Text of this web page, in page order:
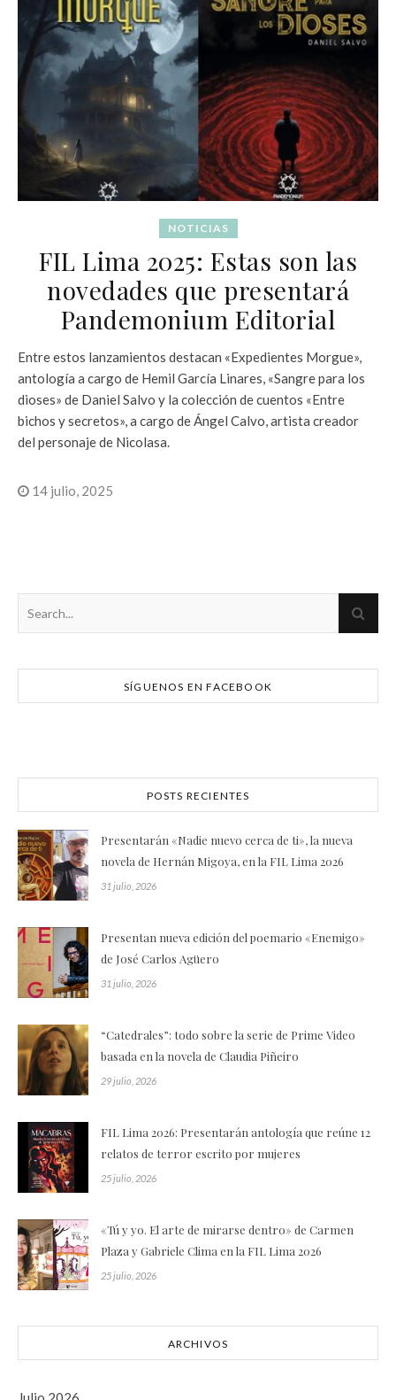
NOTICIAS
FIL Lima 2025: Estas son las
novedades que presentará
Pandemonium Editorial
Entre estos lanzamientos destacan «Expedientes Morgue»,
antología a cargo de Hemil García Linares, «Sangre para los
dioses» de Daniel Salvo y la colección de cuentos «Entre
bichos y secretos», a cargo de Ángel Calvo, artista creador
del personaje de Nicolasa.
14 julio, 2025
SÍGUENOS EN FACEBOOK
POSTS RECIENTES
Presentarán «Nadie nuevo cerca de ti», la nueva
novela de Hernán Migoya, en la FIL Lima 2026
31 julio, 2026
Presentan nueva edición del poemario «Enemigo»
de José Carlos Agüero
31 julio, 2026
“Catedrales”: todo sobre la serie de Prime Video
basada en la novela de Claudia Piñeiro
29 julio, 2026
FIL Lima 2026: Presentarán antología que reúne 12
relatos de terror escrito por mujeres
25 julio, 2026
«Tú y yo. El arte de mirarse dentro» de Carmen
Plaza y Gabriele Clima en la FIL Lima 2026
25 julio, 2026
ARCHIVOS